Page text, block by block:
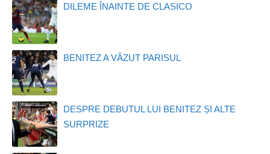
DILEME ÎNAINTE DE CLASICO
BENITEZ A VĂZUT PARISUL
DESPRE DEBUTUL LUI BENITEZ ȘI ALTE
SURPRIZE